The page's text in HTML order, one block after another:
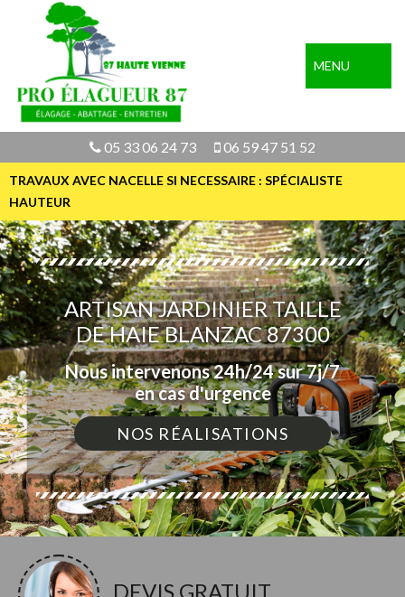
MENU
05 33 06 24 73 06 59 47 51 52
TRAVAUX AVEC NACELLE SI NECESSAIRE : SPÉCIALISTE
HAUTEUR
ARTISAN JARDINIER TAILLE
DE HAIE BLANZAC 87300
Nous intervenons 24h/24 sur 7j/7
en cas d'urgence
NOS RÉALISATIONS
DEVIS GRATUIT